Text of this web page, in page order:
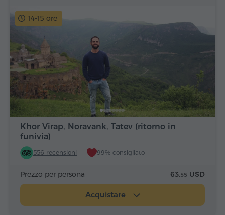
14-15 ore
Khor Virap, Noravank, Tatev (ritorno in
funivia)
556 recensioni 99% consigliato
Prezzo per persona 63.55 USD
Acquistare